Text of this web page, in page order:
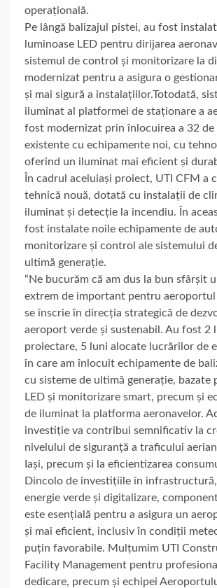
operațională.
Pe lângă balizajul pistei, au fost
luminoase LED pentru dirijarea
sistemul de control și monitorizare la
modernizat pentru a asigura o
și mai sigură a instalațiilor.Totodată,
iluminat al platformei de staționare a
fost modernizat prin înlocuirea a 32
existente cu echipamente noi, cu
oferind un iluminat mai eficient și
În cadrul aceluiași proiect, UTI CFM a
tehnică nouă, dotată cu instalații de
iluminat și detecție la incendiu. În
fost instalate noile echipamente de
monitorizare și control ale sistemului
ultimă generație.
“Ne bucurăm că am dus la bun sfârșit
extrem de important pentru
se înscrie în direcția strategică de
aeroport verde și sustenabil. Au fost 2
proiectare, 5 luni alocate lucrărilor de
în care am înlocuit echipamente de
cu sisteme de ultimă generație, bazate
LED și monitorizare smart, precum și
de iluminat la platforma aeronavelor.
investiție va contribui semnificativ la
nivelului de siguranță a traficului
Iași, precum și la eficientizarea
Dincolo de investițiile în
energie verde și digitalizare,
este esențială pentru a asigura un
și mai eficient, inclusiv în condiții
puțin favorabile. Mulțumim UTI
Facility Management pentru
dedicare, precum și echipei